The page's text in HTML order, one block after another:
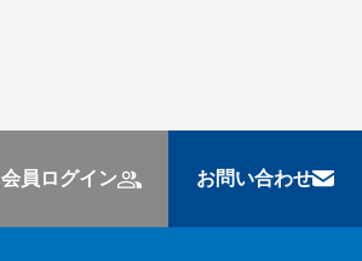
会員ログイン お問い合わせ